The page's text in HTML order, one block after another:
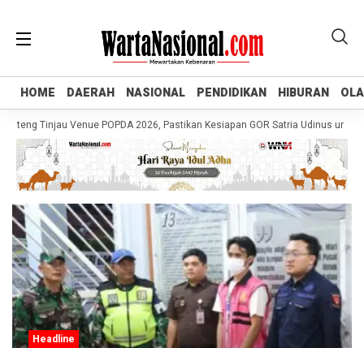
HOME DAERAH NASIONAL PENDIDIKAN HIBURAN
HOME DAERAH NASIONAL PENDIDIKAN HIBURAN
Tinjau Venue POPDA 2026, Pastikan Kesiapan GOR Satria Udinus untuk
Headline